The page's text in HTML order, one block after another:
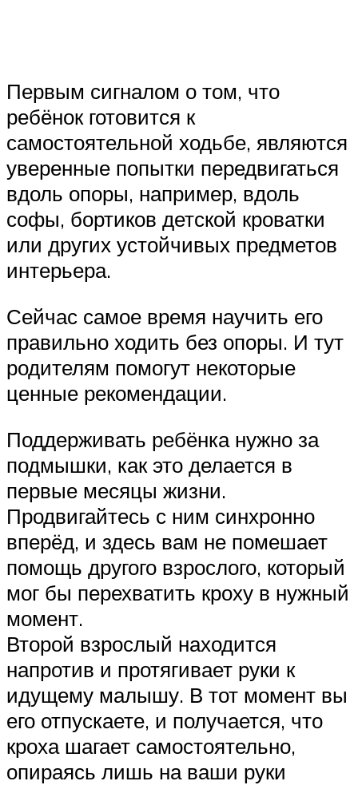
Первым сигналом о том, что
ребёнок готовится к
самостоятельной ходьбе, являются
уверенные попытки передвигаться
вдоль опоры, например, вдоль
софы, бортиков детской кроватки
или других устойчивых предметов
интерьера.
Сейчас самое время научить его
правильно ходить без опоры. И тут
родителям помогут некоторые
ценные рекомендации.
Поддерживать ребёнка нужно за
подмышки, как это делается в
первые месяцы жизни.
Продвигайтесь с ним синхронно
вперёд, и здесь вам не помешает
помощь другого взрослого, который
мог бы перехватить кроху в нужный
момент.
Второй взрослый находится
напротив и протягивает руки к
идущему малышу. В тот момент вы
его отпускаете, и получается, что
кроха шагает самостоятельно,
опираясь лишь на ваши руки